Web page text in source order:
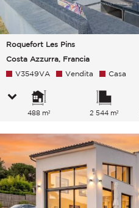
Roquefort Les Pins
Costa Azzurra, Francia
V3549VA Vendita Casa
488 m² 2 544 m²